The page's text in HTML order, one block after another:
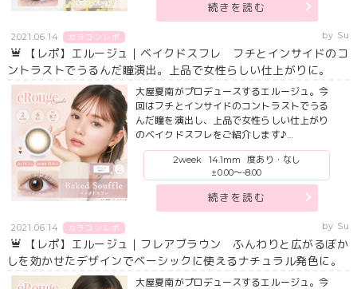
続きを読む
2021.06.14 カラコンレポ by Su
【レポ】エルージュ｜ベイクドスフレ フチとインサイドのコ
ントラストでうるんだ瞳演出。上品で女性らしい仕上がりに。
大屋夏南がプロデュースするエルージュ。今
回はフチとインサイドのコントラストでうる
んだ瞳を演出し、上品で女性らしい仕上がり
のベイクドスフレをご紹介します♪…
2week 14.1mm
度あり・なし
±0.00～-8.00
続きを読む
2021.06.14 カラコンレポ by Su
【レポ】エルージュ｜フレアブラウン ふんわりと広がるぼか
しを効かせたデザインでベーシックに使えるナチュラル発色に。
大屋夏南がプロデュースするエルージュ。今